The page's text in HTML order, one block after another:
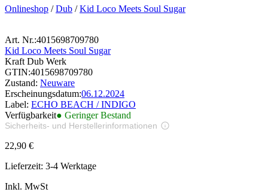
Onlineshop /Dub /Kid Loco Meets Soul Sugar
Art. Nr.:4015698709780
Kid Loco Meets Soul Sugar
Kraft Dub Werk
GTIN:4015698709780
Zustand: Neuware
Erscheinungsdatum:06.12.2024
Label: ECHO BEACH / INDIGO
Verfügbarkeit● Geringer Bestand
Sicherheits- und Herstellerinformationen
22,90 €
Lieferzeit: 3-4 Werktage
Inkl. MwSt